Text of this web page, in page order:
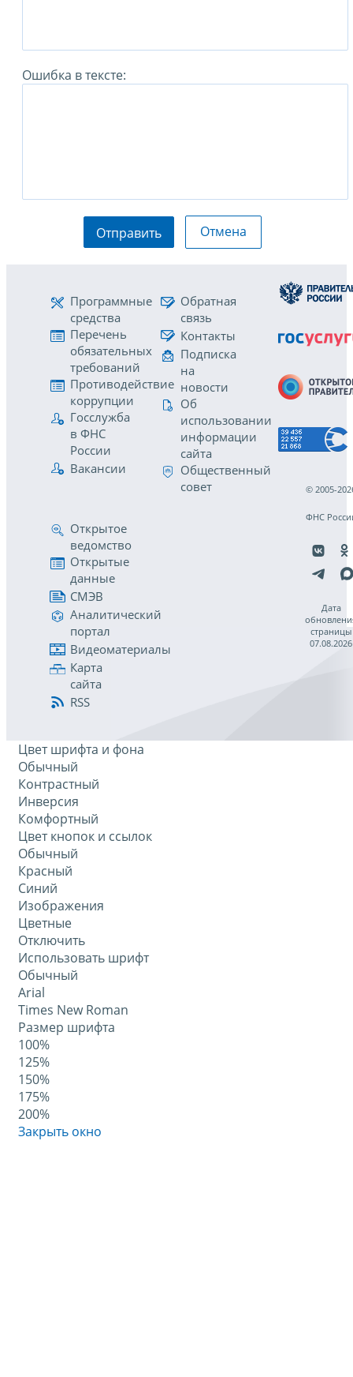
Ошибка в тексте:
Отправить Отмена
Программные
средства
Перечень
обязательных
требований
Противодействие
коррупции
Госслужба
в ФНС
России
Вакансии
Обратная
связь
Контакты
Подписка
на
новости
Об
использовании
информации
сайта
Общественный
совет
Открытое
ведомство
Открытые
данные
СМЭВ
Аналитический
портал
Видеоматериалы
Карта
сайта
RSS
© 2005-
ФНС
Дата
страницы
07.08.2026
Цвет шрифта и фона
Обычный
Контрастный
Инверсия
Комфортный
Цвет кнопок и ссылок
Обычный
Красный
Синий
Изображения
Цветные
Отключить
Использовать шрифт
Обычный
Arial
Times New Roman
Размер шрифта
100%
125%
150%
175%
200%
Закрыть окно